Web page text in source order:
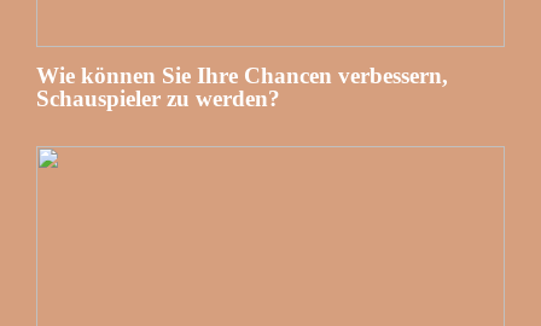
Wie können Sie Ihre Chancen verbessern,
Schauspieler zu werden?